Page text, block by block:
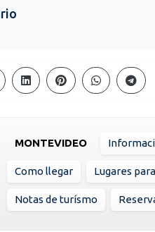
MONTEVIDEO
Como llegar Lugares
Notas de turísmo